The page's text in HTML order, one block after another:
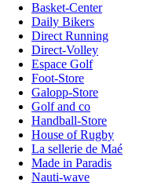
Basket-Center
Daily Bikers
Direct Running
Direct-Volley
Espace Golf
Foot-Store
Galopp-Store
Golf and co
Handball-Store
House of Rugby
La sellerie de Maé
Made in Paradis
Nauti-wave